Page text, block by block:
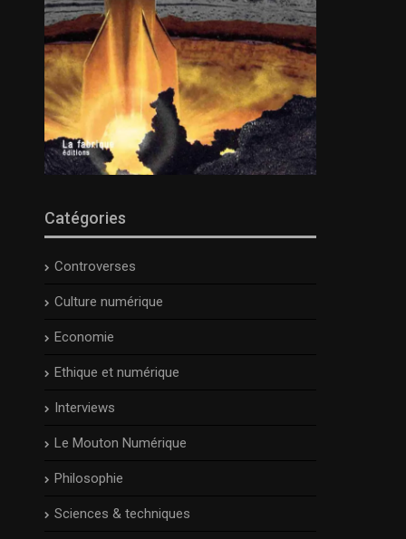
Catégories
Controverses
Culture numérique
Economie
Ethique et numérique
Interviews
Le Mouton Numérique
Philosophie
Sciences & techniques